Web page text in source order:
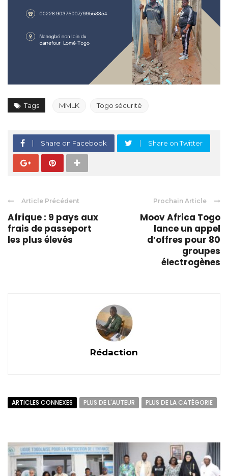
Tags MMLK Togo sécurité
Share on Facebook Share on Twitter
Article Précédent
Afrique : 9 pays aux
frais de passeport
les plus élevés
Prochain Article
Moov Africa Togo
lance un appel
d’offres pour 80
groupes
électrogènes
Rédaction
ARTICLES CONNEXES PLUS DE L'AUTEUR PLUS DE LA CATÉGORIE